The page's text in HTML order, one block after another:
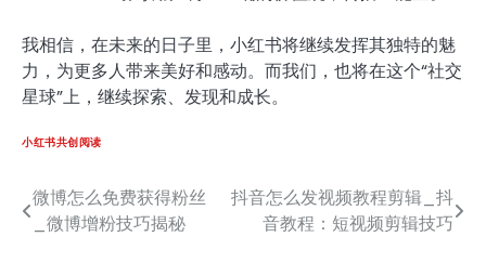
我相信，在未来的日子里，小红书将继续发挥其独特的魅
力，为更多人带来美好和感动。而我们，也将在这个“社交
星球”上，继续探索、发现和成长。
小红书共创阅读
文
章
微博怎么免费获得粉丝
_微博增粉技巧揭秘
抖音怎么发视频教程剪辑_抖
音教程：短视频剪辑技巧